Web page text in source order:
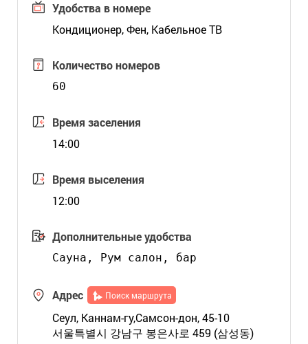
Удобства в номере
Кондиционер, Фен, Кабельное ТВ
Количество номеров
60
Время заселения
14:00
Время выселения
12:00
Дополнительные удобства
Адрес Поиск маршрута
Сеул, Каннам-гу,Самсон-дон, 45-10
서울특별시 강남구 봉은사로 459 (삼성동)